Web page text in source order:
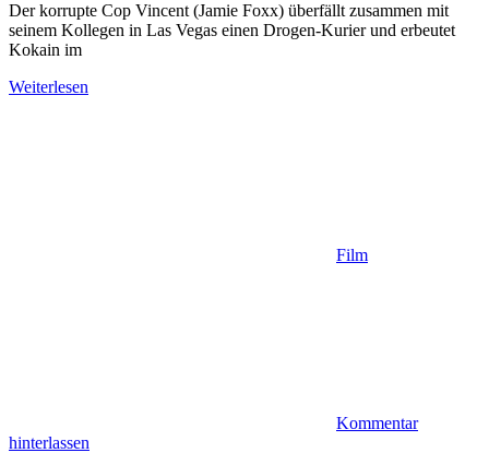
Der korrupte Cop Vincent (Jamie Foxx) überfällt zusammen mit
seinem Kollegen in Las Vegas einen Drogen-Kurier und erbeutet
Kokain im
Weiterlesen
Film
Kommentar
hinterlassen